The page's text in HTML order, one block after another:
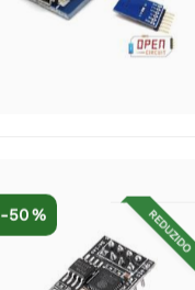
REDUZIDO
-50 %